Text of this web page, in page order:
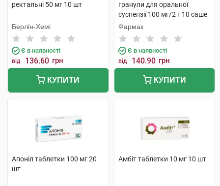
ректальні 50 мг 10 шт
Берлін-Хемі
Є в наявності
від 136.60 грн
КУПИТИ
гранули для оральної
суспензії 100 мг/2 г 10 саше
Фармак
Є в наявності
від 140.90 грн
КУПИТИ
Апоніл таблетки 100 мг 20
шт
Амбіт таблетки 10 мг 10 шт